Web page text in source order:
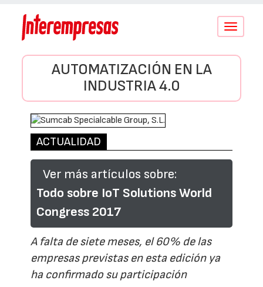
Conmutar
AUTOMATIZACIÓN EN LA
INDUSTRIA 4.0
ACTUALIDAD
Ver más artículos sobre:
Todo sobre IoT Solutions World
Congress 2017
A falta de siete meses, el 60% de las
empresas previstas en esta edición ya
ha confirmado su participación